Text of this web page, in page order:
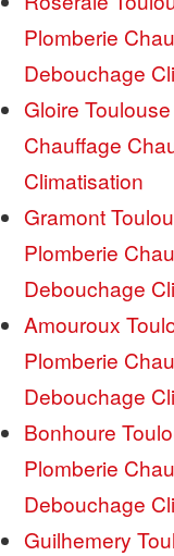
Plomberie
Debouchage
Gloire
Chauffage
Climatisation
Gramont
Plomberie
Debouchage
Amouroux
Plomberie
Debouchage
Bonhoure
Plomberie
Debouchage
Guilhemery